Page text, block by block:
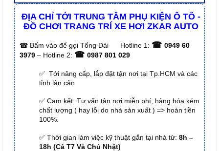
ĐỊA CHỈ TỚI TRUNG TÂM PHỤ KIỆN Ô TÔ -
ĐỒ CHƠI TRANG TRÍ XE HƠI ZKAR AUTO
☎ Bấm vào để gọi Tổng Đài Hotline 1: ☎ 0949 60
3979 – Hotline 2: ☎ 0987 801 029
✅ Tới nâng cấp, lắp đặt tận nơi tại Tp.HCM và các
tỉnh lân cận
✅ Cam kết: Tư vấn tận nơi miễn phí, hàng hóa kém
chất lượng ( hay lỗi do nhà sản xuất ) => hoàn tiền
100%.
✅ Thời gian làm việc kỹ thuật gắn tại nhà từ: 8h –
18h (Cả T7 Và Chủ Nhật)